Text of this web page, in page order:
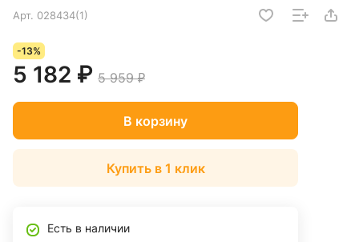
Арт. 028434(1)
-13%
5 182 ₽ 5 959 ₽
В корзину
Купить в 1 клик
Есть в наличии